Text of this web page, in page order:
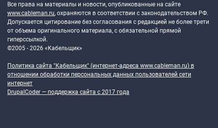
Все права на материалы и новости, опубликованные на сайте
www.cableman.ru, охраняются в соответствии с законодательством РФ.
Допускается цитирование без согласования с редакцией не более трети
от объема оригинального материала, с обязательной прямой
гиперссылкой.
©2005 - 2026 «Кабельщик»
Политика сайта "Кабельщик" (интернет-адреса www.cableman.ru) в
отношении обработки персональных данных пользователей сети
интернет
DrupalCoder — поддержка сайта c 2017 года